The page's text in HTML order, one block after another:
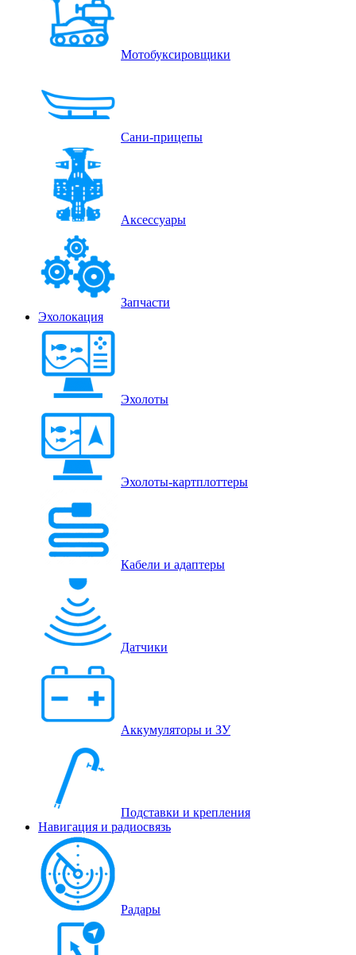
Мотобуксировщики
Сани-прицепы
Аксессуары
Запчасти
Эхолокация
Эхолоты
Эхолоты-картплоттеры
Кабели и адаптеры
Датчики
Аккумуляторы и ЗУ
Подставки и крепления
Навигация и радиосвязь
Радары